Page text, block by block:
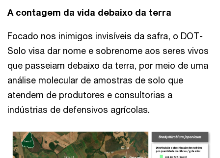
A contagem da vida debaixo da terra
Focado nos inimigos invisíveis da safra, o DOT-
Solo visa dar nome e sobrenome aos seres vivos
que passeiam debaixo da terra, por meio de uma
análise molecular de amostras de solo que
atendem de produtores e consultorias a
indústrias de defensivos agrícolas.